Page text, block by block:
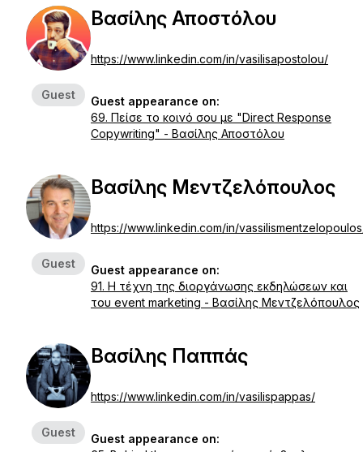
Guest
Βασίλης Αποστόλου
https://www.linkedin.com/in/vasilisapostolou/
Guest appearance on:
69. Πείσε το κοινό σου με "Direct Response
Copywriting" - Βασίλης Αποστόλου
Guest
Βασίλης Μεντζελόπουλος
https://www.linkedin.com/in/
Guest appearance on:
91. Η τέχνη της διοργάνωσης εκδηλώσεων και
του event marketing - Βασίλης Μεντζελόπουλος
Guest
Βασίλης Παππάς
https://www.linkedin.com/in/vasilispappas/
Guest appearance on: